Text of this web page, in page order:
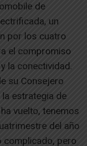
de
un
por los cuatro
el compromiso
la conectividad.
su Consejero
estrategia de
vuelto, tenemos
del año
complicado, pero